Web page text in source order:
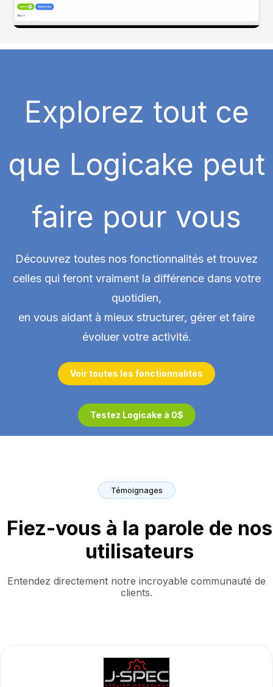
Explorez tout ce
que Logicake peut
faire pour vous
Découvrez toutes nos fonctionnalités et trouvez
celles qui feront vraiment la différence dans votre
quotidien,
en vous aidant à mieux structurer, gérer et faire
évoluer votre activité.
Voir toutes les fonctionnalités
Testez Logicake à 0$
Témoignages
Fiez-vous à la parole de nos
utilisateurs
Entendez directement notre incroyable communauté de
clients.